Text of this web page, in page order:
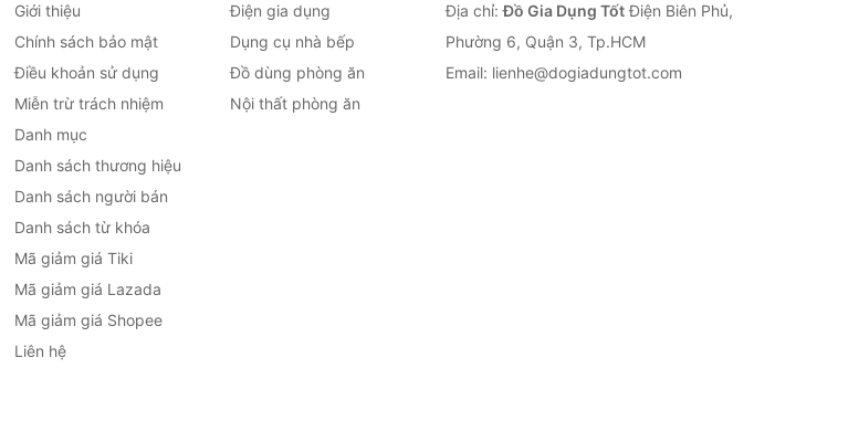
Giới thiệu
Chính sách bảo mật
Điều khoản sử dụng
Miễn trừ trách nhiệm
Danh mục
Danh sách thương hiệu
Danh sách người bán
Danh sách từ khóa
Mã giảm giá Tiki
Mã giảm giá Lazada
Mã giảm giá Shopee
Liên hệ
Điện gia dụng
Dụng cụ nhà bếp
Đồ dùng phòng ăn
Nội thất phòng ăn
Địa chỉ:Đồ Gia Dụng TốtĐiện Biên Phủ,
Phường 6, Quận 3, Tp.HCM
Email: lienhe@dogiadungtot.com